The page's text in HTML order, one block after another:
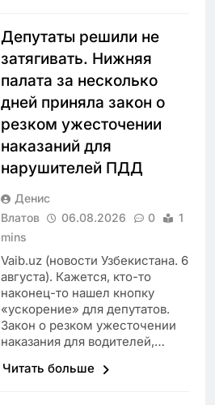
Депутаты решили не
затягивать. Нижняя
палата за несколько
дней приняла закон о
резком ужесточении
наказаний для
нарушителей ПДД
Денис
Влатов
06.08.2026 0
1
mins
Vaib.uz (новости Узбекистана. 6
августа). Кажется, кто-то
наконец-то нашел кнопку
«ускорение» для депутатов.
Закон о резком ужесточении
наказания для водителей,…
Читать больше